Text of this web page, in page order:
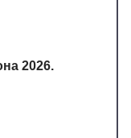
2026.